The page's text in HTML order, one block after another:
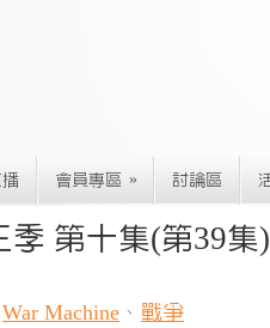
會員專區 » 討論區
季 第十集(第39
War Machine 、 戰爭